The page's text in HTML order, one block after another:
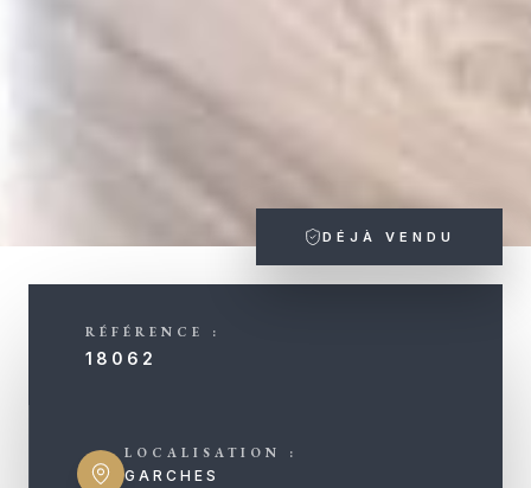
DÉJÀ VENDU
RÉFÉRENCE :
18062
LOCALISATION :
GARCHES